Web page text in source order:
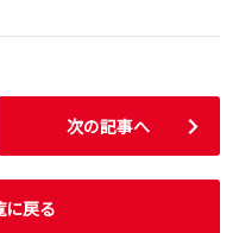
に戻る
次の記事へ